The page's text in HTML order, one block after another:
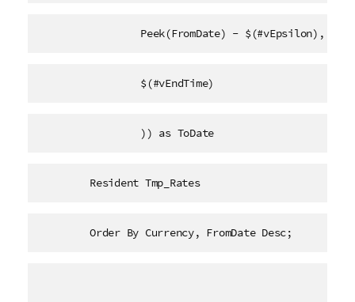
		Peek(FromDate) - $(#vEpsilon),
		$(#vEndTime)
		)) as ToDate
	Resident Tmp_Rates
	Order By Currency, FromDate Desc;